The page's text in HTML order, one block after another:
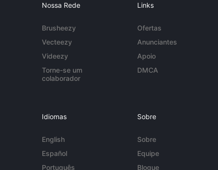
Nossa Rede
Brusheezy
Vecteezy
Videezy
Torne-se um
colaborador
Links
Ofertas
Anunciantes
Apoio
DMCA
Idiomas
English
Español
Português
Sobre
Sobre
Equipe
Blogue